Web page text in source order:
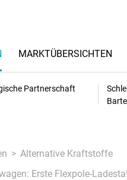
MARKTÜBERSICHTEN
Partnerschaft
Alternative Kraftstoffe
Erste Flexpole-